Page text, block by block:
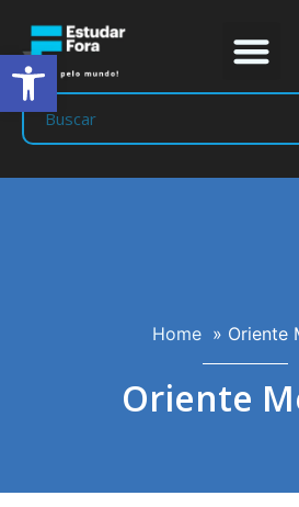
Home » Oriente
Oriente
Abrir a barra de ferramentas